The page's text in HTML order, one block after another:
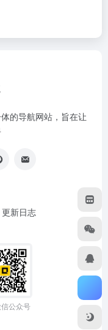
的导航网站，旨在让
更新日志
公众号